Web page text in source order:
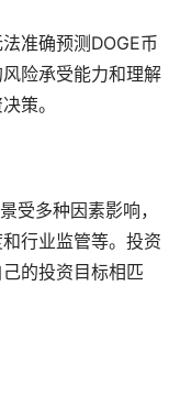
准确预测DOGE币
险承受能力和理解
策。
受多种因素影响，
行业监管等。投资
的投资目标相匹